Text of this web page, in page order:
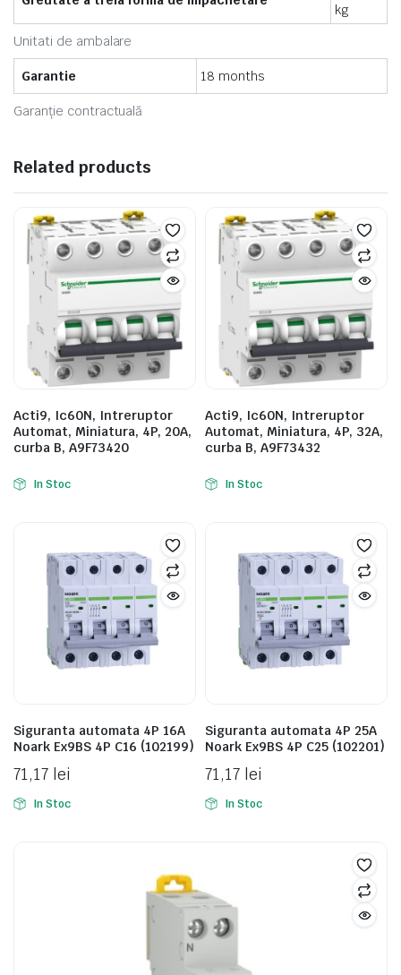
Unitati de ambalare
kg
Garanție contractuală
Garantie 18 months
Related products
Acti9, Ic60N, Intreruptor
Automat, Miniatura, 4P, 20A,
curba B, A9F73420
In Stoc
Acti9, Ic60N, Intreruptor
Automat, Miniatura, 4P, 32A,
curba B, A9F73432
In Stoc
Siguranta automata 4P 16A
Noark Ex9BS 4P C16 (102199)
71,17 lei
In Stoc
Siguranta automata 4P 25A
Noark Ex9BS 4P C25 (102201)
71,17 lei
In Stoc